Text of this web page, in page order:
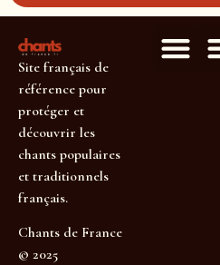
Site français de
référence pour
protéger et
découvrir les
chants populaires
et traditionnels
français.
Chants de France
© 2025